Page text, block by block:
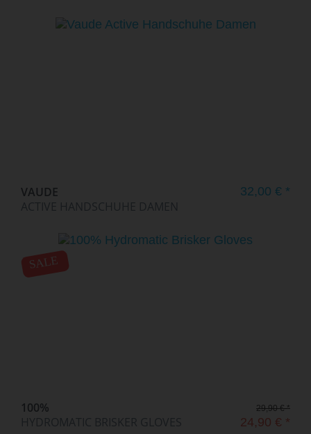
VAUDE
ACTIVE HANDSCHUHE DAMEN
32,00 € *
SALE
100%
HYDROMATIC BRISKER GLOVES
29,90 € *
24,90 € *